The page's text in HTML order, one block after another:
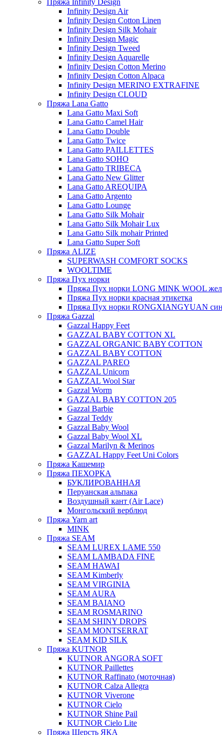
Пряжа Infinity Design
Infinity Design Air
Infinity Design Cotton Linen
Infinity Design Silk Mohair
Infinity Design Magic
Infinity Design Tweed
Infinity Design Aquarelle
Infinity Design Cotton Merino
Infinity Design Cotton Alpaca
Infinity Design MERINO EXTRAFINE
Infinity Design CLOUD
Пряжа Lana Gatto
Lana Gatto Maxi Soft
Lana Gatto Camel Hair
Lana Gatto Double
Lana Gatto Twice
Lana Gatto PAILLETTES
Lana Gatto SOHO
Lana Gatto TRIBECA
Lana Gatto New Glitter
Lana Gatto AREQUIPA
Lana Gatto Argento
Lana Gatto Lounge
Lana Gatto Silk Mohair
Lana Gatto Silk Mohair Lux
Lana Gatto Silk mohair Printed
Lana Gatto Super Soft
Пряжа ALIZE
SUPERWASH COMFORT SOCKS
WOOLTIME
Пряжа Пух норки
Пряжа Пух норки LONG MINK WOOL
Пряжа Пух норки красная этикетка
Пряжа Пух норки RONGXIANGYUAN
Пряжа Gazzal
Gazzal Happy Feet
GAZZAL BABY COTTON XL
GAZZAL ORGANIC BABY COTTON
GAZZAL BABY COTTON
GAZZAL PAREO
GAZZAL Unicorn
GAZZAL Wool Star
Gazzal Worm
GAZZAL BABY COTTON 205
Gazzal Barbie
Gazzal Teddy
Gazzal Baby Wool
Gazzal Baby Wool XL
Gazzal Marilyn & Merinos
GAZZAL Happy Feet Uni Colors
Пряжа Кашемир
Пряжа ПЕХОРКА
БУКЛИРОВАННАЯ
Перуанская альпака
Воздушный кант (Air Lace)
Монгольский верблюд
Пряжа Yarn art
MINK
Пряжа SEAM
SEAM LUREX LAME 550
SEAM LAMBADA FINE
SEAM HAWAI
SEAM Kimberly
SEAM VIRGINIA
SEAM AURA
SEAM BAIANO
SEAM ROSMARINO
SEAM SHINY DROPS
SEAM MONTSERRAT
SEAM KID SILK
Пряжа KUTNOR
KUTNOR ANGORA SOFT
KUTNOR Paillettes
KUTNOR Raffinato (моточная)
KUTNOR Calza Allegra
KUTNOR Viverone
KUTNOR Cielo
KUTNOR Shine Pail
KUTNOR Cielo Lite
Пряжа Шерсть ЯКА